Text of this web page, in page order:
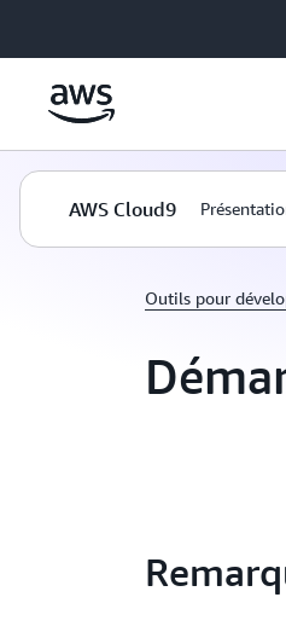
AWS Cloud9
Outils pour